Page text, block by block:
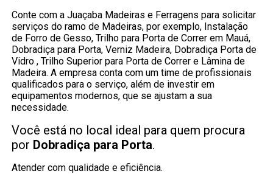
Conte com a Juaçaba Madeiras e Ferragens para solicitar
serviços do ramo de Madeiras, por exemplo, Instalação
de Forro de Gesso, Trilho para Porta de Correr em Mauá,
Dobradiça para Porta, Verniz Madeira, Dobradiça Porta de
Vidro , Trilho Superior para Porta de Correr e Lâmina de
Madeira. A empresa conta com um time de profissionais
qualificados para o serviço, além de investir em
equipamentos modernos, que se ajustam a sua
necessidade.
Você está no local ideal para quem procura
por Dobradiça para Porta.
Atender com qualidade e eficiência.